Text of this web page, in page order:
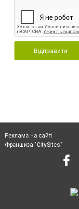
Відправити
Реклама на сайті
Франшиза "CitySites"